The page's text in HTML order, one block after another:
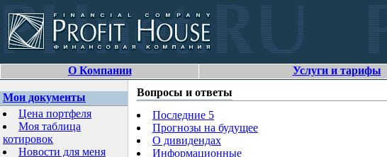
О Компании
Услуги и тарифы
Мои документы
Цена портфеля
Моя таблица
котировок
Новости для меня
Вопросы и ответы
Последние 5
Прогнозы на будущее
О дивидендах
Информационные